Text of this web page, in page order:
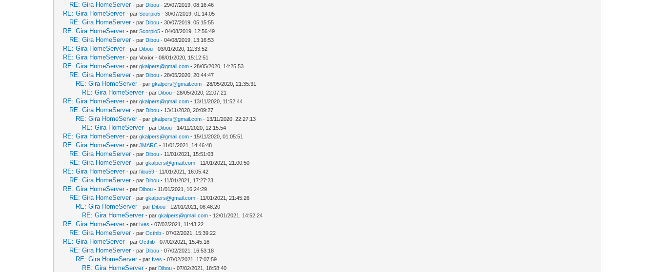
RE: Gira HomeServer - par Dibou - 29/07/2019, 08:16:46
RE: Gira HomeServer - parScorpio5 - 30/07/2019, 01:14:05
RE: Gira HomeServer - par Dibou - 30/07/2019, 05:15:55
RE: Gira HomeServer - parScorpio5 - 04/08/2019, 12:56:49
RE: Gira HomeServer - par Dibou - 04/08/2019, 13:16:53
RE: Gira HomeServer - par Dibou - 03/01/2020, 12:33:52
RE: Gira HomeServer - par Voxior - 08/01/2020, 15:12:51
RE: Gira HomeServer - pargkalpers@gmail.com - 28/05/2020, 14:25:53
RE: Gira HomeServer - par Dibou - 28/05/2020, 20:44:47
RE: Gira HomeServer - pargkalpers@gmail.com - 28/05/2020, 21:35:31
RE: Gira HomeServer - par Dibou - 28/05/2020, 22:07:21
RE: Gira HomeServer - pargkalpers@gmail.com - 13/11/2020, 11:52:44
RE: Gira HomeServer - par Dibou - 13/11/2020, 20:09:27
RE: Gira HomeServer - pargkalpers@gmail.com - 13/11/2020, 22:27:13
RE: Gira HomeServer - par Dibou - 14/11/2020, 12:15:54
RE: Gira HomeServer - pargkalpers@gmail.com - 15/11/2020, 01:05:51
RE: Gira HomeServer - parJMARC - 11/01/2021, 14:46:48
RE: Gira HomeServer - par Dibou - 11/01/2021, 15:51:03
RE: Gira HomeServer - pargkalpers@gmail.com - 11/01/2021, 21:00:50
RE: Gira HomeServer - parfilou59 - 11/01/2021, 16:05:42
RE: Gira HomeServer - par Dibou - 11/01/2021, 17:27:23
RE: Gira HomeServer - par Dibou - 11/01/2021, 16:24:29
RE: Gira HomeServer - pargkalpers@gmail.com - 11/01/2021, 21:45:26
RE: Gira HomeServer - par Dibou - 12/01/2021, 08:48:20
RE: Gira HomeServer - pargkalpers@gmail.com - 12/01/2021, 14:52:24
RE: Gira HomeServer - par Ives - 07/02/2021, 11:43:22
RE: Gira HomeServer - parOcthib - 07/02/2021, 15:39:22
RE: Gira HomeServer - parOcthib - 07/02/2021, 15:45:16
RE: Gira HomeServer - par Dibou - 07/02/2021, 16:53:18
RE: Gira HomeServer - par Ives - 07/02/2021, 17:07:59
RE: Gira HomeServer - par Dibou - 07/02/2021, 18:58:40